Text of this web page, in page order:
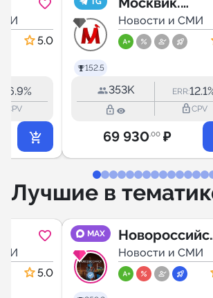
5.0
16.9%
CPV
152.5
Новости
Москвы
Новости и СМИ
353K ERR:
lock_outline lock_outlineCPV
69 930.00 ₽
Лучшие в
5.0
MAX
LIFE
Новости и СМИ